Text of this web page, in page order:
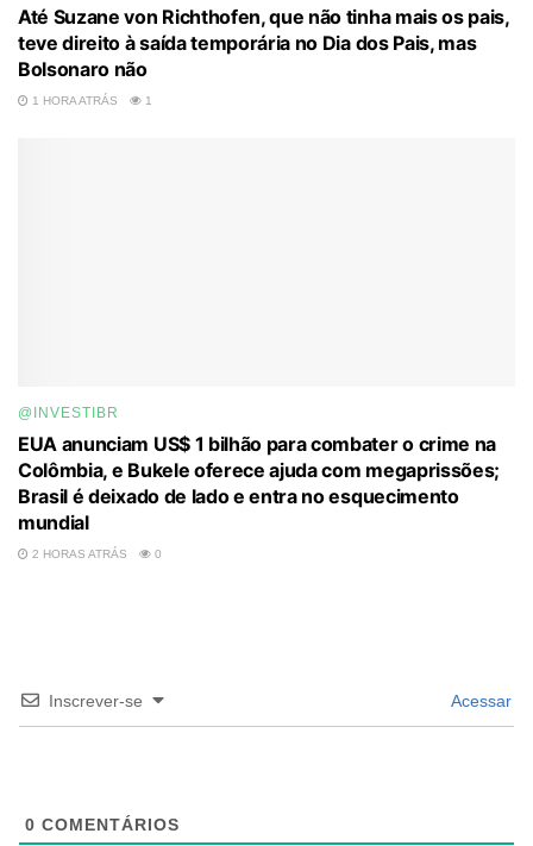
Até Suzane von Richthofen, que não tinha mais os pais,
teve direito à saída temporária no Dia dos Pais, mas
Bolsonaro não
1 HORA ATRÁS 1
@INVESTIBR
EUA anunciam US$ 1 bilhão para combater o crime na
Colômbia, e Bukele oferece ajuda com megaprissões;
Brasil é deixado de lado e entra no esquecimento
mundial
2 HORAS ATRÁS 0
Inscrever-se Acessar
0 COMENTÁRIOS